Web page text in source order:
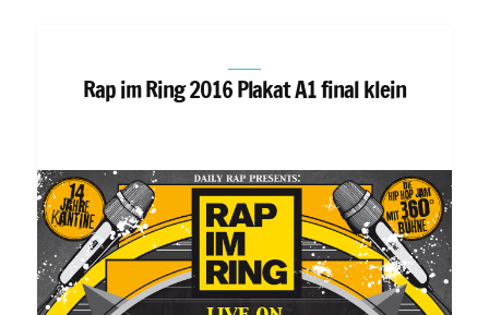
Rap im Ring 2016 Plakat A1 final klein